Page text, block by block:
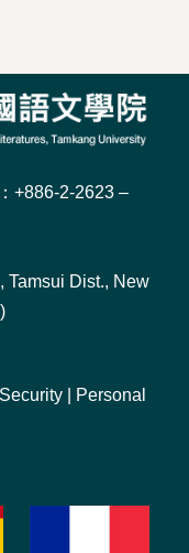
+886-2-2623 –
Tamsui Dist., New
Personal